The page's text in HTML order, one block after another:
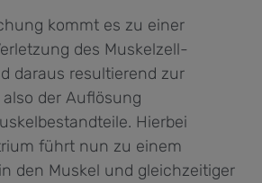
kommt es zu einer
des Muskelzell-
daraus resultierend zur
also der Auflösung
Hierbei
führt nun zu einem
den Muskel und gleichzeitiger